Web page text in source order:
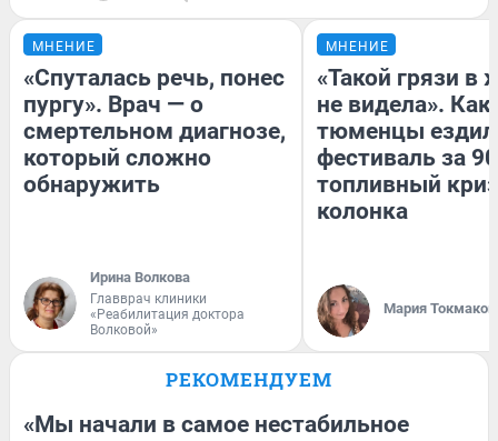
МНЕНИЕ
«Спуталась речь, понес
пургу». Врач — о
смертельном диагнозе,
который сложно
обнаружить
Ирина Волкова
Главврач клиники
«Реабилитация доктора
Волковой»
МНЕНИЕ
«Такой грязи в
не видела». Как
тюменцы
фестиваль за
топливный
колонка
Мария
РЕКОМЕНДУЕМ
«Мы начали в самое нестабильное